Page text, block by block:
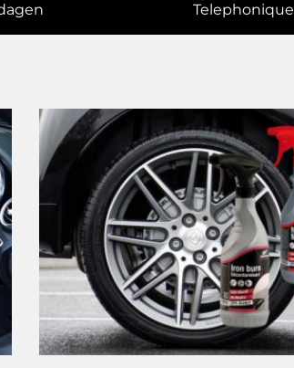
Telephonique